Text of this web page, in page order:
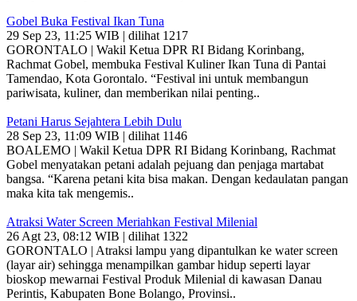
Gobel Buka Festival Ikan Tuna
29 Sep 23, 11:25 WIB | dilihat 1217
GORONTALO | Wakil Ketua DPR RI Bidang Korinbang,
Rachmat Gobel, membuka Festival Kuliner Ikan Tuna di Pantai
Tamendao, Kota Gorontalo. “Festival ini untuk membangun
pariwisata, kuliner, dan memberikan nilai penting..
Petani Harus Sejahtera Lebih Dulu
28 Sep 23, 11:09 WIB | dilihat 1146
BOALEMO | Wakil Ketua DPR RI Bidang Korinbang, Rachmat
Gobel menyatakan petani adalah pejuang dan penjaga martabat
bangsa. “Karena petani kita bisa makan. Dengan kedaulatan pangan
maka kita tak mengemis..
Atraksi Water Screen Meriahkan Festival Milenial
26 Agt 23, 08:12 WIB | dilihat 1322
GORONTALO | Atraksi lampu yang dipantulkan ke water screen
(layar air) sehingga menampilkan gambar hidup seperti layar
bioskop mewarnai Festival Produk Milenial di kawasan Danau
Perintis, Kabupaten Bone Bolango, Provinsi..